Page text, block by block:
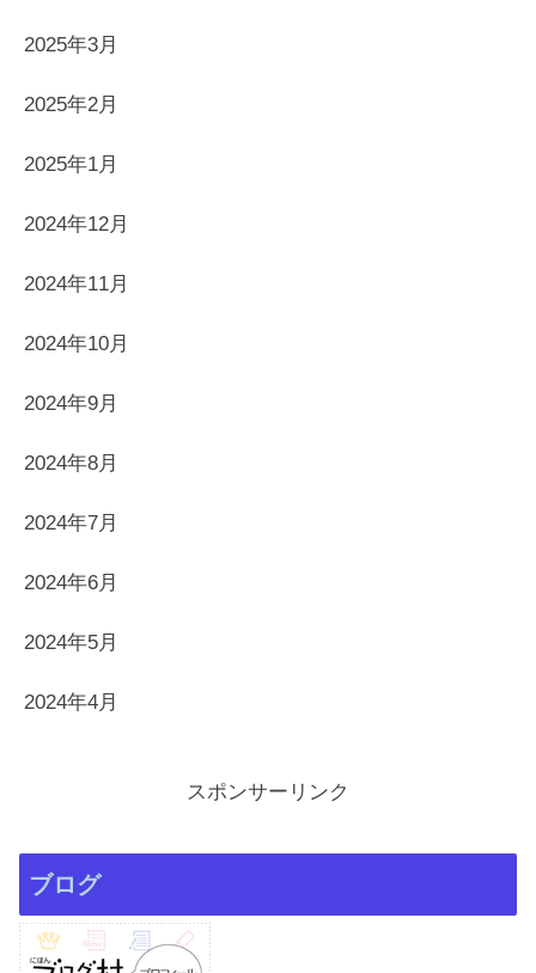
2025年3月
2025年2月
2025年1月
2024年12月
2024年11月
2024年10月
2024年9月
2024年8月
2024年7月
2024年6月
2024年5月
2024年4月
スポンサーリンク
ブログ